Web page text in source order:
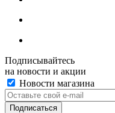
Подписывайтесь
на новости и акции
Новости магазина